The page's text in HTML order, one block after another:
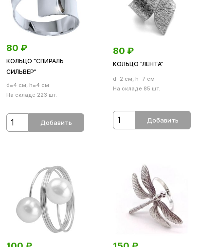
80 ₽
КОЛЬЦО "СПИРАЛЬ
СИЛЬВЕР"
d=4 см, h=4 см
На складе 223 шт.
Добавить
80 ₽
КОЛЬЦО "ЛЕНТА"
d=2 см, h=7 см
На складе 85 шт.
Добавить